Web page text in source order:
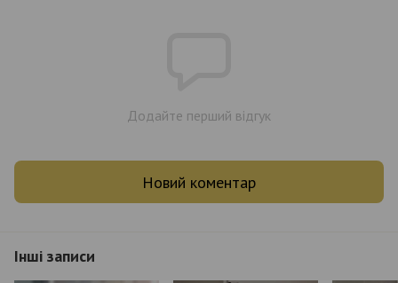
Додайте перший відгук
Новий коментар
Інші записи